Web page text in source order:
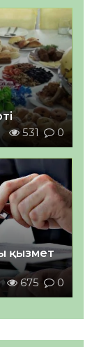
531 0
қызмет
675 0